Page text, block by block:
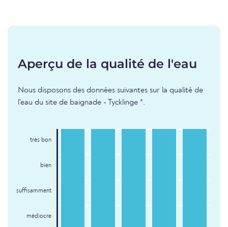
Aperçu de la qualité de l'eau
Nous disposons des données suivantes sur la qualité de
l'eau du site de baignade - Tycklinge *.
très bon
bien
suffisamment
médiocre